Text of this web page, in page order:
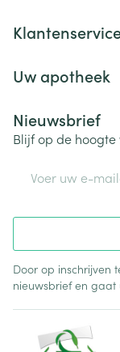
Uw apotheek
Nieuwsbrief
Blijf op de
Door op inschrijven
nieuwsbrief en